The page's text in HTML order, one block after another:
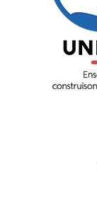
Ensemble